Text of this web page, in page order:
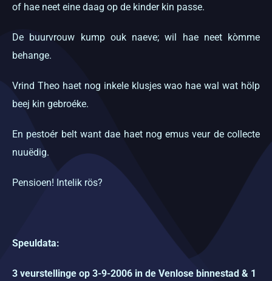
of hae neet eine daag op de kinder kin passe.
De buurvrouw kump ouk naeve; wil hae neet kòmme
behange.
Vrind Theo haet nog inkele klusjes wao hae wal wat hölp
beej kin gebroéke.
En pestoér belt want dae haet nog emus veur de collecte
nuuëdig.
Pensioen! Intelik rös?
Speuldata:
3 veurstellinge op 3-9-2006 in de Venlose binnestad & 1